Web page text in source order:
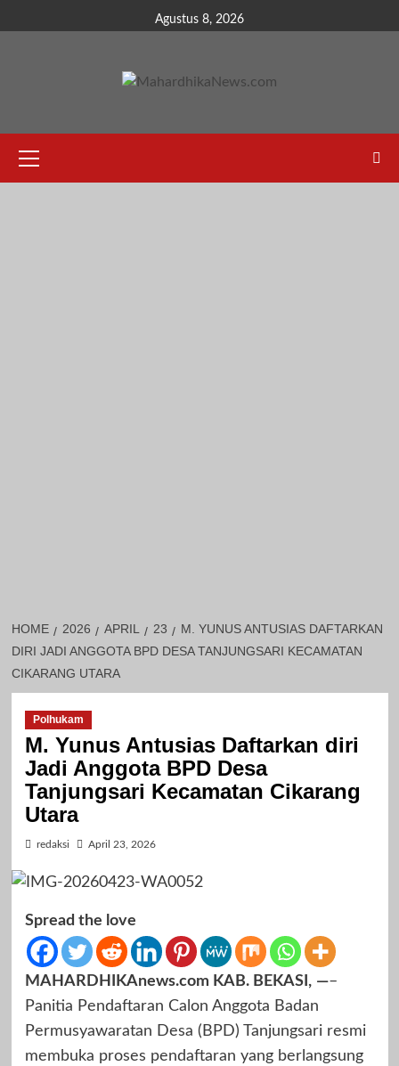
to
Agustus 8, 2026
Menu
HOME 2026 APRIL 23
M. YUNUS ANTUSIAS DAFTARKAN
DIRI JADI ANGGOTA BPD DESA TANJUNGSARI KECAMATAN
CIKARANG UTARA
Polhukam
M. Yunus Antusias Daftarkan diri
Jadi Anggota BPD Desa
Tanjungsari Kecamatan Cikarang
Utara
redaksi April 23, 2026
Spread the love
MAHARDHIKAnews.com KAB. BEKASI, —–
Panitia Pendaftaran Calon Anggota Badan
Permusyawaratan Desa (BPD) Tanjungsari resmi
membuka proses pendaftaran yang berlangsung